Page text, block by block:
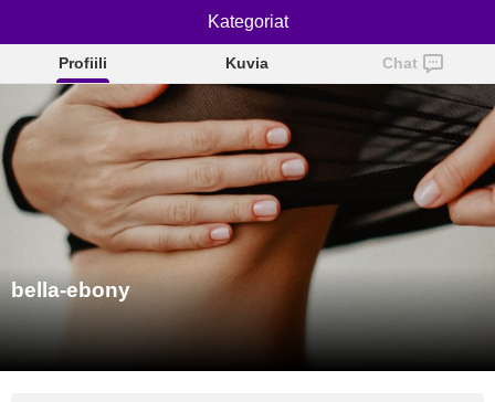
bella-ebony
Profiili Kuvia Chat
bella-ebony
Kategoriat